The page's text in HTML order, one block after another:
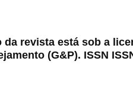
da revista está sob a
(G&P). ISSN